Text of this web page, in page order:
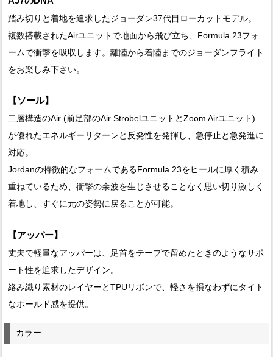
踏み切りと着地を追求したジョーダン37代目ローカットモデル。
複数搭載されたAirユニットで地面から飛び立ち、Formula 23フォ
ームで衝撃を吸収します。離陸から着陸までのジョーダンフライト
をお楽しみ下さい。
【ソール】
二層構造のAir (前足部のAir StrobelユニットとZoom Airユニット)
が優れたエネルギーリターンと反発性を発揮し、急停止と急発進に
対応。
Jordanの特徴的なフォームであるFormula 23をヒールに厚く積み
重ねているため、衝撃の余波を生じさせることなく思い切り激しく
着地し、すぐに元の姿勢に戻ることが可能。
【アッパー】
丈夫で軽量なアッパーは、足首をテープで留めたときのようなサポ
ート性を追求したデザイン。
絡み織り素材のレイヤーとTPUリボンで、軽さを損なわずにタイト
なホールド感を提供。
カラー